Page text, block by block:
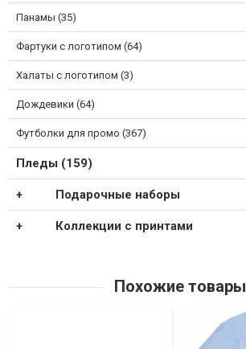
Панамы (35)
Фартуки с логотипом (64)
Халаты с логотипом (3)
Дождевики (64)
Футболки для промо (367)
Пледы (159)
Подарочные наборы
Коллекции с принтами
Похожие товары